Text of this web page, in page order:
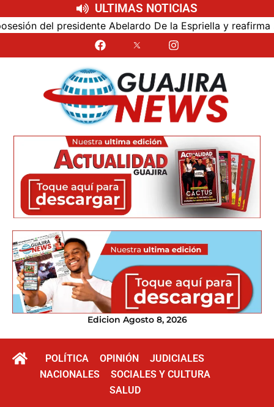
ULTIMAS NOTICIAS
del presidente Abelardo De la Espriella y reafirma su
Edicion Agosto 8, 2026
POLÍTICA OPINIÓN
JUDICIALES
NACIONALES
SOCIALES Y CULTURA
SALUD